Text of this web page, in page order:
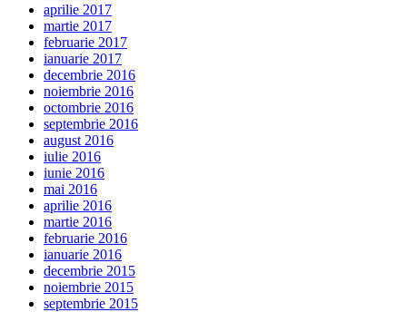
aprilie 2017
martie 2017
februarie 2017
ianuarie 2017
decembrie 2016
noiembrie 2016
octombrie 2016
septembrie 2016
august 2016
iulie 2016
iunie 2016
mai 2016
aprilie 2016
martie 2016
februarie 2016
ianuarie 2016
decembrie 2015
noiembrie 2015
septembrie 2015